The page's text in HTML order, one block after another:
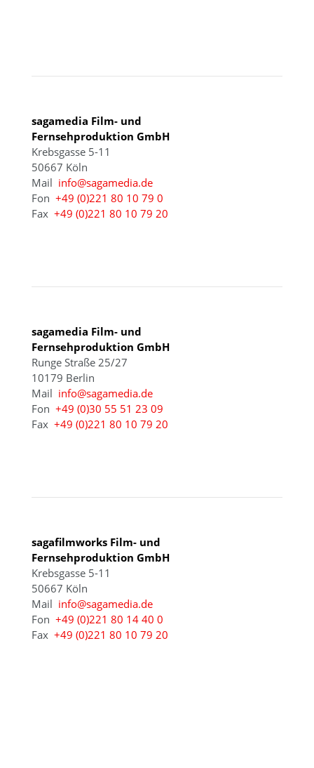
sagamedia Film- und
Fernsehproduktion GmbH
Krebsgasse 5-11
50667 Köln
Mail info@sagamedia.de
Fon +49 (0)221 80 10 79 0
Fax +49 (0)221 80 10 79 20
sagamedia Film- und
Fernsehproduktion GmbH
Runge Straße 25/27
10179 Berlin
Mail info@sagamedia.de
Fon +49 (0)30 55 51 23 09
Fax +49 (0)221 80 10 79 20
sagafilmworks Film- und
Fernsehproduktion GmbH
Krebsgasse 5-11
50667 Köln
Mail info@sagamedia.de
Fon +49 (0)221 80 14 40 0
Fax +49 (0)221 80 10 79 20